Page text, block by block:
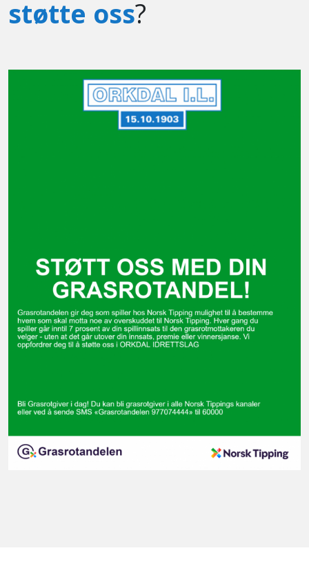
støtte oss?